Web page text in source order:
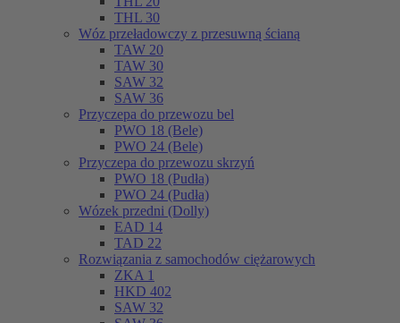
THL 30
Wóz przeładowczy z przesuwną ścianą
TAW 20
TAW 30
SAW 32
SAW 36
Przyczepa do przewozu bel
PWO 18 (Bele)
PWO 24 (Bele)
Przyczepa do przewozu skrzyń
PWO 18 (Pudła)
PWO 24 (Pudła)
Wózek przedni (Dolly)
EAD 14
TAD 22
Rozwiązania z samochodów ciężarowych
ZKA 1
HKD 402
SAW 32